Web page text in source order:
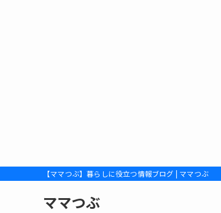
【ママつぶ】暮らしに役立つ情報ブログ | ママつぶ
ママつぶ